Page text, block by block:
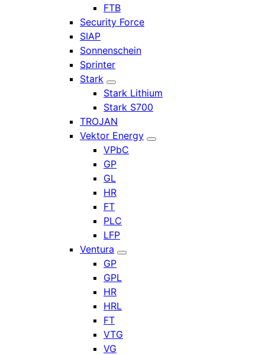
FTB
Security Force
SIAP
Sonnenschein
Sprinter
Stark
Stark Lithium
Stark S700
TROJAN
Vektor Energy
VPbC
GP
GL
HR
FT
PLC
LFP
Ventura
GP
GPL
HR
HRL
FT
VTG
VG